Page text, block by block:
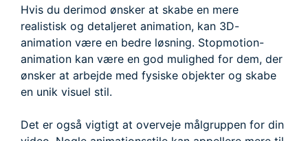
Hvis du derimod ønsker at skabe en mere
realistisk og detaljeret animation, kan 3D-
animation være en bedre løsning. Stopmotion-
animation kan være en god mulighed for dem, der
ønsker at arbejde med fysiske objekter og skabe
en unik visuel stil.
Det er også vigtigt at overveje målgruppen for din